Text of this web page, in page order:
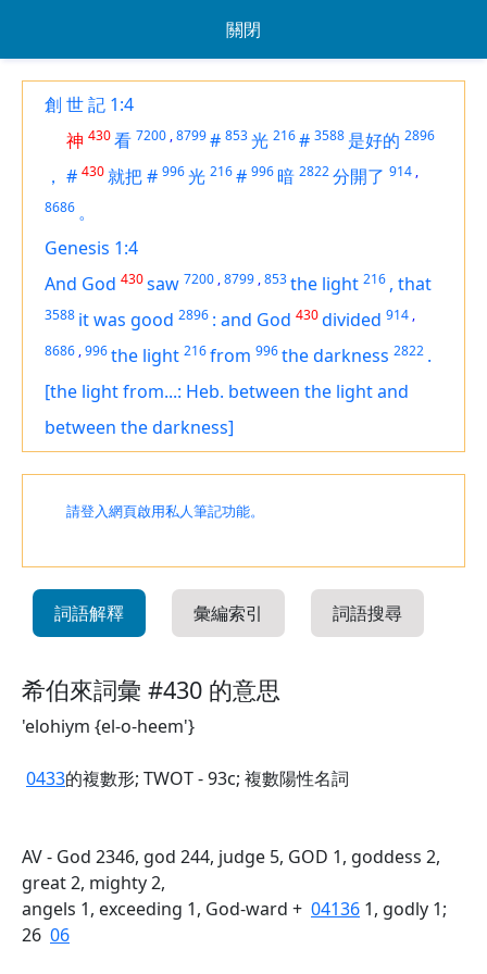
關閉
創 世 記 1:4
神 430看 7200 ,8799# 853光 216# 3588 是好的 2896
， # 430就把# 996光 216# 996暗 2822分開了 914 ,
8686 。
Genesis 1:4
And God 430saw 7200 ,8799 ,853the light 216 , that
3588 it was good 2896 : and God 430divided 914 ,
8686 ,996the light 216from 996the darkness 2822 .
[the light from...: Heb. between the light and
between the darkness]
請登入網頁啟用私人筆記功能。
詞語解釋 彙編索引 詞語搜尋
希伯來詞彙 #430 的意思
'elohiym {el-o-heem'}
0433的複數形; TWOT - 93c; 複數陽性名詞
AV - God 2346, god 244, judge 5, GOD 1, goddess 2,
great 2, mighty 2,
angels 1, exceeding 1, God-ward + 04136 1, godly 1;
26 06